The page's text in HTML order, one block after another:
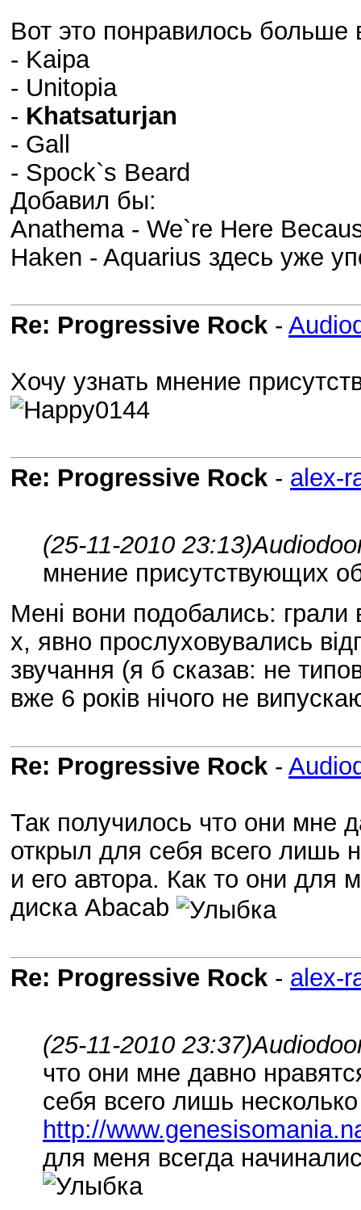
Вот это понравилось больше
- Kaipa
- Unitopia
- Khatsaturjan
- Gall
- Spock`s Beard
Добавил бы:
Anathema - We`re Here
Haken - Aquarius здесь уже
Re: Progressive Rock -
Хочу узнать мнение
Re: Progressive Rock - alex-
(25-11-2010 23:13)
мнение присутствующих
Мені вони подобались: грали
х, явно прослуховувались
звучання (я б сказав: не
вже 6 років нічого не
Re: Progressive Rock -
Так получилось что они мне
открыл для себя всего лишь
и его автора. Как то они для
диска Abacab
Re: Progressive Rock - alex-
(25-11-2010 23:37)
что они мне давно
себя всего лишь
http://
для меня всегда